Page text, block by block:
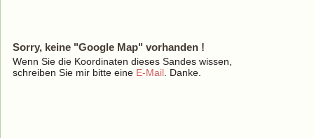
Sorry, keine "Google Map" vorhanden !
Wenn Sie die Koordinaten dieses Sandes wissen,
schreiben Sie mir bitte eine E-Mail . Danke.